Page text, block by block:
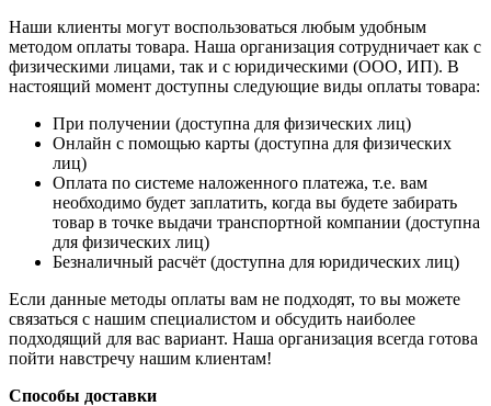
Наши клиенты могут воспользоваться любым удобным
методом оплаты товара. Наша организация сотрудничает как с
физическими лицами, так и с юридическими (ООО, ИП). В
настоящий момент доступны следующие виды оплаты товара:
При получении (доступна для физических лиц)
Онлайн с помощью карты (доступна для физических
лиц)
Оплата по системе наложенного платежа, т.е. вам
необходимо будет заплатить, когда вы будете забирать
товар в точке выдачи транспортной компании (доступна
для физических лиц)
Безналичный расчёт (доступна для юридических лиц)
Если данные методы оплаты вам не подходят, то вы можете
связаться с нашим специалистом и обсудить наиболее
подходящий для вас вариант. Наша организация всегда готова
пойти навстречу нашим клиентам!
Способы доставки